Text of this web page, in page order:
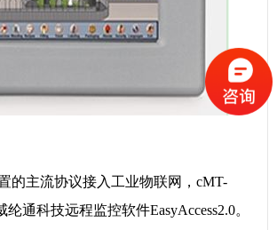
主流协议接入工业物联网，cMT-
纶通科技远程监控软件EasyAccess2.0。